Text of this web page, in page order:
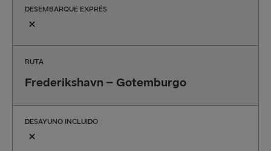
DESEMBARQUE EXPRÉS
RUTA
Frederikshavn – Gotemburgo
DESAYUNO INCLUIDO